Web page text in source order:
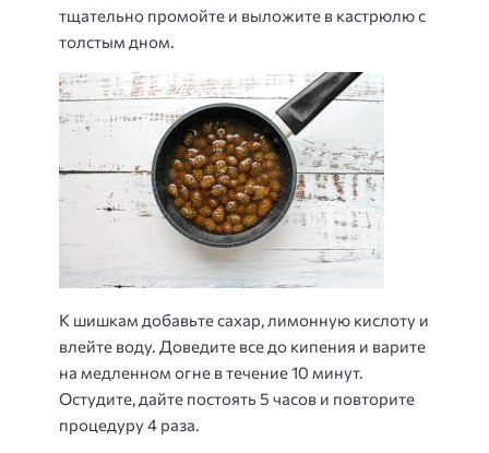
тщательно промойте и выложите в кастрюлю с
толстым дном.
К шишкам добавьте сахар, лимонную кислоту и
влейте воду. Доведите все до кипения и варите
на медленном огне в течение 10 минут.
Остудите, дайте постоять 5 часов и повторите
процедуру 4 раза.